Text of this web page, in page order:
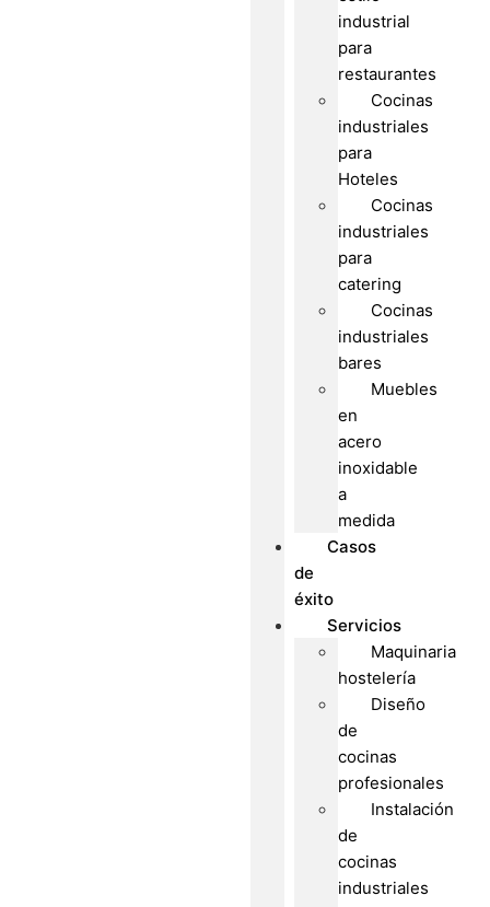
industrial
para
restaurantes
Cocinas
industriales
para
Hoteles
Cocinas
industriales
para
catering
Cocinas
industriales
bares
Muebles
en
acero
inoxidable
a
medida
Casos
de
éxito
Servicios
Maquinaria
hostelería
Diseño
de
cocinas
profesionales
Instalación
de
cocinas
industriales